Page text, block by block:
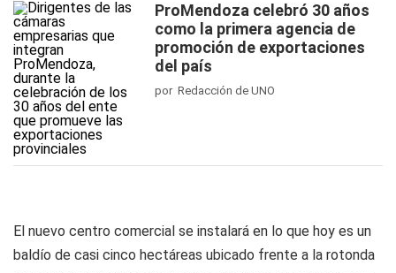
ProMendoza celebró 30 años
como la primera agencia de
promoción de exportaciones
del país
por Redacción de UNO
El nuevo centro comercial se instalará en lo que hoy es un
baldío de casi cinco hectáreas ubicado frente a la rotonda